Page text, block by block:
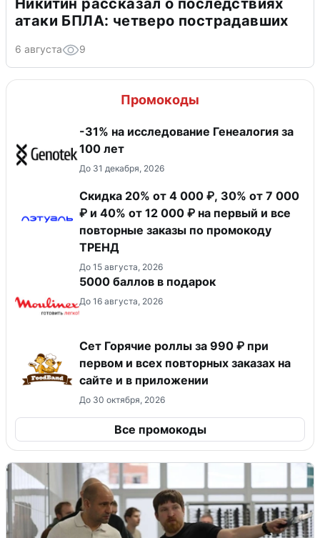
Никитин рассказал о последствиях
атаки БПЛА: четверо пострадавших
6 августа 9
Промокоды
-31% на исследование Генеалогия за
100 лет
До 31 декабря, 2026
Скидка 20% от 4 000 ₽, 30% от 7 000
₽ и 40% от 12 000 ₽ на первый и все
повторные заказы по промокоду
ТРЕНД
До 15 августа, 2026
5000 баллов в подарок
До 16 августа, 2026
Сет Горячие роллы за 990 ₽ при
первом и всех повторных заказах на
сайте и в приложении
До 30 октября, 2026
Все промокоды